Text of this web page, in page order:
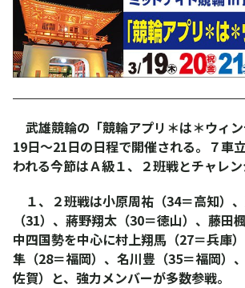
武雄競輪の「競輪アプリ＊は＊ウィ
19日～21日の日程で開催される。７車
われる今節はＡ級１、２班戦とチャレン
１、２班戦は小原周祐（34＝高知）
（31）、蔣野翔太（30＝徳山）、藤田
中四国勢を中心に村上翔馬（27＝兵庫
隼（28＝福岡）、名川豊（35＝福岡）
佐賀）と、強力メンバーが多数参戦。